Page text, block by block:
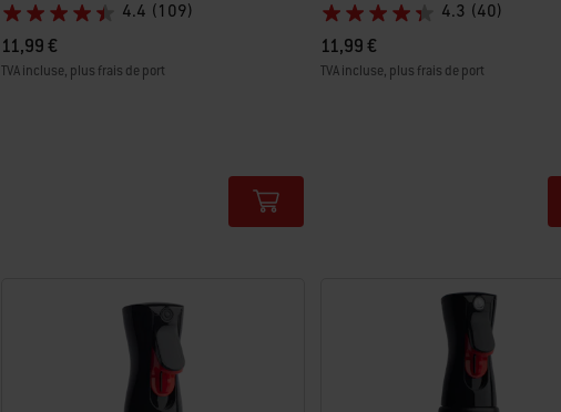
4.4 (109)
11,99 €
TVA incluse, plus frais de port
4.3 (40)
11,99 €
TVA incluse, plus frais de port